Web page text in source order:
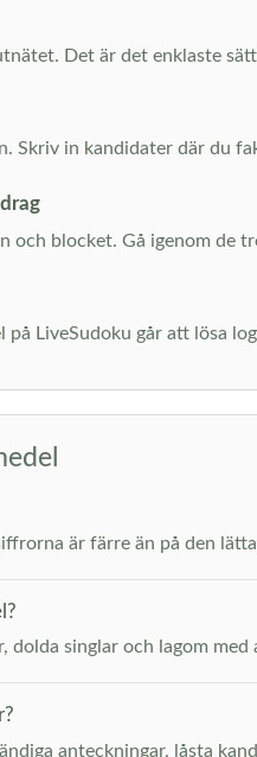
Det är det enklaste
Skriv in kandidater där du
och blocket. Gå igenom de
på LiveSudoku går att lösa
är färre än på den
singlar och lagom
anteckningar, låsta